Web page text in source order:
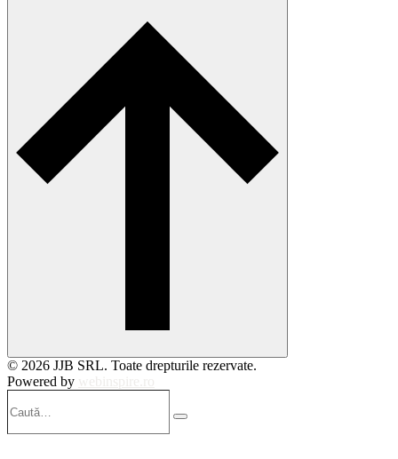
© 2026 JJB SRL. Toate drepturile rezervate.
Powered by
Search